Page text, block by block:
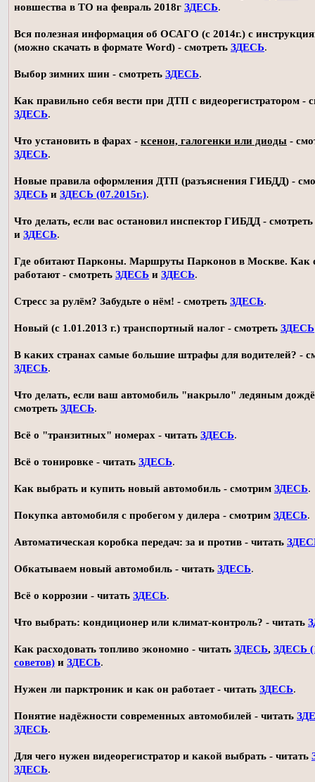
новшества в ТО на февраль 2018г ЗДЕСЬ.
Вся полезная информация об ОСАГО (с 2014г.) с
(можно скачать в формате Word) - смотреть ЗДЕСЬ.
Выбор зимних шин - смотреть ЗДЕСЬ.
Как правильно себя вести при ДТП с видеорегистратором -
ЗДЕСЬ.
Что установить в фарах - ксенон, галогенки или диоды -
ЗДЕСЬ.
Новые правила оформления ДТП (разъяснения ГИБДД) -
ЗДЕСЬ и ЗДЕСЬ (07.2015г.).
Что делать, если вас остановил инспектор ГИБДД - смотреть
и ЗДЕСЬ.
Где обитают Парконы. Маршруты Парконов в Москве. Как
работают - смотреть ЗДЕСЬ и ЗДЕСЬ.
Стресс за рулём? Забудьте о нём! - смотреть ЗДЕСЬ.
Новый (с 1.01.2013 г.) транспортный налог - смотреть ЗДЕСЬ
В каких странах самые большие штрафы для водителей? -
ЗДЕСЬ.
Что делать, если ваш автомобиль "накрыло" ледяным
смотреть ЗДЕСЬ.
Всё о "транзитных" номерах - читать ЗДЕСЬ.
Всё о тонировке - читать ЗДЕСЬ.
Как выбрать и купить новый автомобиль - смотрим ЗДЕСЬ.
Покупка автомобиля с пробегом у дилера - смотрим ЗДЕСЬ.
Автоматическая коробка передач: за и против - читать
Обкатываем новый автомобиль - читать ЗДЕСЬ.
Всё о коррозии - читать ЗДЕСЬ.
Что выбрать: кондиционер или климат-контроль? - читать
Как расходовать топливо экономно - читать ЗДЕСЬ, ЗДЕСЬ
советов) и ЗДЕСЬ.
Нужен ли парктроник и как он работает - читать ЗДЕСЬ.
Понятие надёжности современных автомобилей - читать
ЗДЕСЬ.
Для чего нужен видеорегистратор и какой выбрать - читать
ЗДЕСЬ.